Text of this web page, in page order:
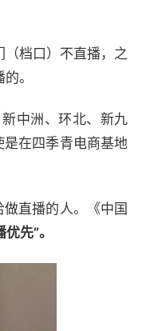
档口）不直播，之
。
中洲、环北、新九
在四季青电商基地
直播的人。《中国
先”。